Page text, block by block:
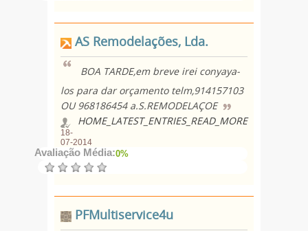
AS Remodelações, Lda.
BOA TARDE,em breve irei conyaya-
los para dar orçamento telm,914157103
OU 968186454 a.S.REMODELAÇOE
HOME_LATEST_ENTRIES_READ_MORE
18-
07-2014
Avaliação Média:0%
PFMultiservice4u